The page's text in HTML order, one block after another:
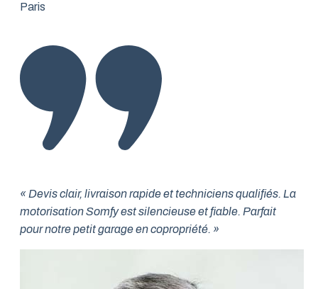
Paris
« Devis clair, livraison rapide et techniciens qualifiés. La
motorisation Somfy est silencieuse et fiable. Parfait
pour notre petit garage en copropriété. »